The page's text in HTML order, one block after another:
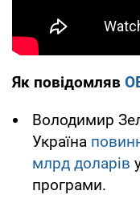
Як повідомляв
Володимир
Україна
млрд доларів
програми.